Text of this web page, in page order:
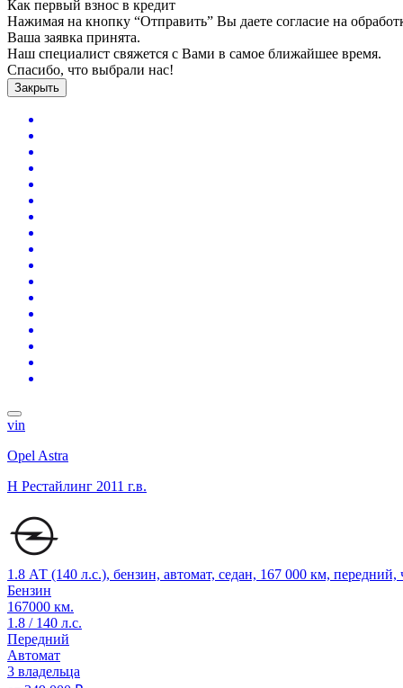
Как первый взнос в кредит
Нажимая на кнопку “Отправить” Вы даете согласие на
Ваша заявка принята.
Наш специалист свяжется с Вами в самое ближайшее время.
Спасибо, что выбрали нас!
Закрыть
vin
Opel Astra
H Рестайлинг 2011 г.в.
1.8 АТ (140 л.с.), бензин, автомат, седан, 167 000 км, передний,
Бензин
167000 км.
1.8 / 140 л.с.
Передний
Автомат
3 владельца